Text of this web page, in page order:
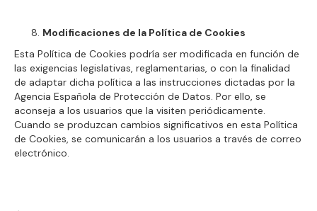
Modificaciones de la Política de Cookies
Esta Política de Cookies podría ser modificada en función de
las exigencias legislativas, reglamentarias, o con la finalidad
de adaptar dicha política a las instrucciones dictadas por la
Agencia Española de Protección de Datos. Por ello, se
aconseja a los usuarios que la visiten periódicamente.
Cuando se produzcan cambios significativos en esta Política
de Cookies, se comunicarán a los usuarios a través de correo
electrónico.